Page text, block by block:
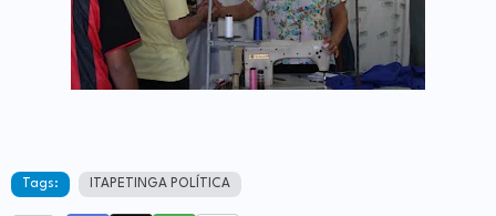
Tags: ITAPETINGA POLÍTICA